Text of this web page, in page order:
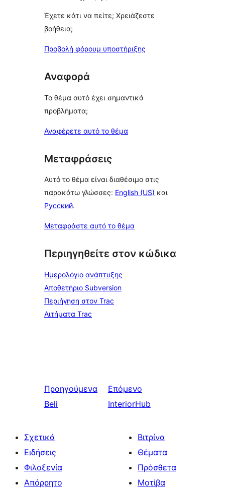
Έχετε κάτι να πείτε; Χρειάζεστε
βοήθεια;
Προβολή φόρουμ υποστήριξης
Αναφορά
Το θέμα αυτό έχει σημαντικά
προβλήματα;
Αναφέρετε αυτό το θέμα
Μεταφράσεις
Αυτό το θέμα είναι διαθέσιμο στις
παρακάτω γλώσσες: English (US) και
Русский.
Μεταφράστε αυτό το θέμα
Περιηγηθείτε στον κώδικα
Ημερολόγιο ανάπτυξης
Αποθετήριο Subversion
Περιήγηση στον Trac
Αιτήματα Trac
Προηγούμενα
Beli
Επόμενο
InteriorHub
Σχετικά
Ειδήσεις
Φιλοξενία
Απόρρητο
Βιτρίνα
Θέματα
Πρόσθετα
Μοτίβα